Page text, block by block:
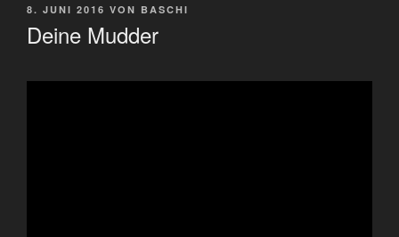
VERÖFFENTLICHT
8. JUNI 2016 VON BASCHI
Deine Mudder